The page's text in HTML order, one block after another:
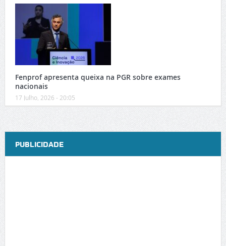
Fenprof apresenta queixa na PGR sobre exames
nacionais
17 Julho, 2026 - 20:05
PUBLICIDADE